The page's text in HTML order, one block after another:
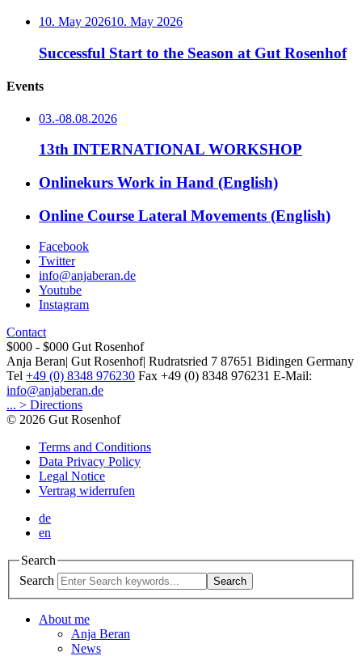
10. May 202610. May 2026
Successful Start to the Season at Gut Rosenhof
Events
03.-08.08.2026
13th INTERNATIONAL WORKSHOP
Onlinekurs Work in Hand (English)
Online Course Lateral Movements (English)
Facebook
Twitter
info@anjaberan.de
Youtube
Instagram
Contact
$000 - $000 Gut Rosenhof
Anja Beran| Gut Rosenhof| Rudratsried 7 87651 Bidingen Germany
Tel +49 (0) 8348 976230 Fax +49 (0) 8348 976231 E-Mail:
info@anjaberan.de
... > Directions
© 2026 Gut Rosenhof
Terms and Conditions
Data Privacy Policy
Legal Notice
Vertrag widerrufen
de
en
Search
Search
Search
About me
Anja Beran
News